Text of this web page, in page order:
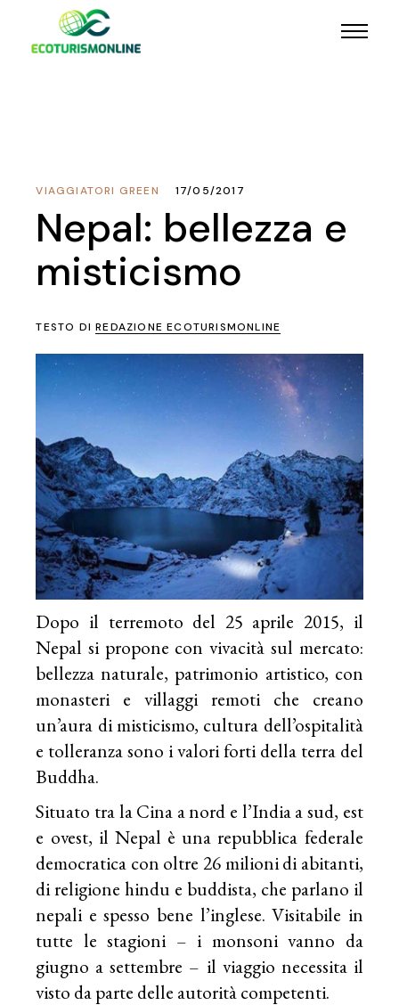
VIAGGIATORI GREEN 17/05/2017
Nepal: bellezza e
misticismo
TESTO DIREDAZIONE ECOTURISMONLINE
Dopo il terremoto del 25 aprile 2015, il
Nepal si propone con vivacità sul mercato:
bellezza naturale, patrimonio artistico, con
monasteri e villaggi remoti che creano
un’aura di misticismo, cultura dell’ospitalità
e tolleranza sono i valori forti della terra del
Buddha.
Situato tra la Cina a nord e l’India a sud, est
e ovest, il Nepal è una repubblica federale
democratica con oltre 26 milioni di abitanti,
di religione hindu e buddista, che parlano il
nepali e spesso bene l’inglese. Visitabile in
tutte le stagioni – i monsoni vanno da
giugno a settembre – il viaggio necessita il
visto da parte delle autorità competenti.